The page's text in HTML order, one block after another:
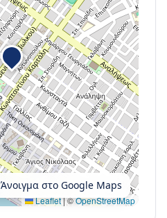
Leaflet|©OpenStreetMap
Άνοιγμα στο Google Maps